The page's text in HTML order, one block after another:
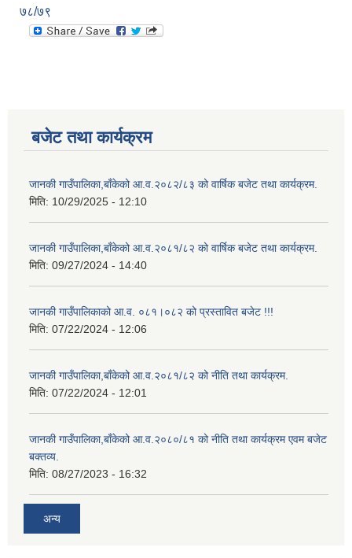
७८/७९
बजेट तथा कार्यक्रम
जानकी गाउँपालिका,बाँकेको आ.व.२०८२/८३ को वार्षिक बजेट तथा कार्यक्रम.
मिति: 10/29/2025 - 12:10
जानकी गाउँपालिका,बाँकेको आ.व.२०८१/८२ को वार्षिक बजेट तथा कार्यक्रम.
मिति: 09/27/2024 - 14:40
जानकी गाउँपालिकाको आ.व. ०८१।०८२ को प्रस्तावित बजेट !!!
मिति: 07/22/2024 - 12:06
जानकी गाउँपालिका,बाँकेको आ.व.२०८१/८२ को नीति तथा कार्यक्रम.
मिति: 07/22/2024 - 12:01
जानकी गाउँपालिका,बाँकेको आ.व.२०८०/८१ को नीति तथा कार्यक्रम एवम बजेट
बक्तव्य.
मिति: 08/27/2023 - 16:32
अन्य